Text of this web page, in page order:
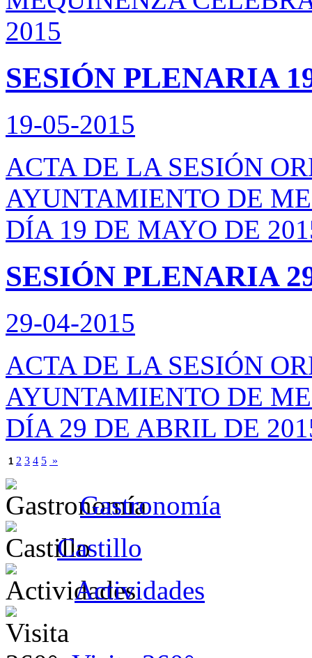
2015
SESIÓN PLENARIA
19-05-2015
ACTA DE LA SESIÓN
AYUNTAMIENTO DE
DÍA 19 DE MAYO DE
SESIÓN PLENARIA
29-04-2015
ACTA DE LA SESIÓN
AYUNTAMIENTO DE
DÍA 29 DE ABRIL DE
1 2 3 4 5 »
Gastronomía
Castillo
Actividades